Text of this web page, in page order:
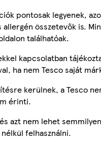
pontosak legyenek,
összetevők is.
találhatóak.
kapcsolatban
ha nem Tesco saját
kerülnek, a Tesco
érinti.
azt nem lehet
felhasználni.